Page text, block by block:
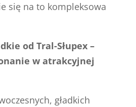
się na to kompleksowa
od Tral-Słupex –
w atrakcyjnej
gładkich